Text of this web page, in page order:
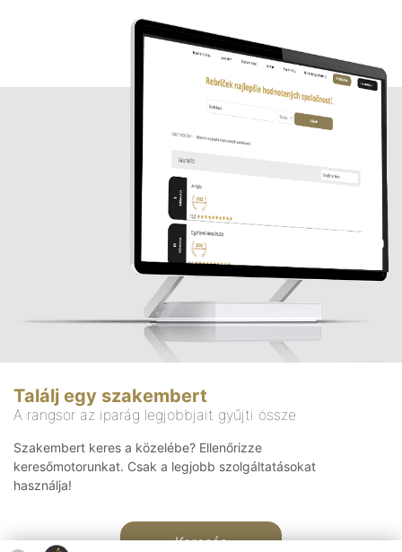
Találj egy szakembert
A rangsor az iparág legjobbjait gyűjti össze
Szakembert keres a közelébe? Ellenőrizze
keresőmotorunkat. Csak a legjobb szolgáltatásokat
használja!
Keresés